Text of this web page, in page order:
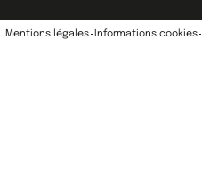
Mentions légales Informations cookies